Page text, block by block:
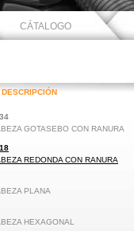
CÁTALOGO
GOTASEBO CON RANURA
REDONDA CON RANURA
PLANA
HEXAGONAL